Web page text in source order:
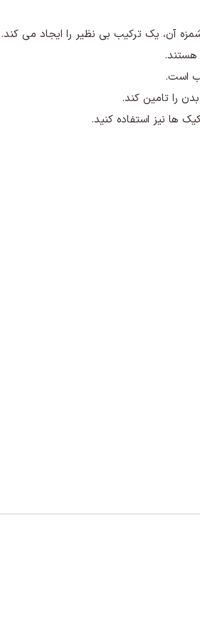
آن، یک ترکیب بی نظیر را ایجاد می کند.
است.
را تامین کند.
ها نیز استفاده کنید.